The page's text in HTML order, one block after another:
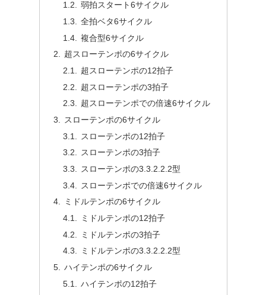
弱拍スタート6サイクル
全拍ベタ6サイクル
複合型6サイクル
超スローテンポの6サイクル
超スローテンポの12拍子
超スローテンポの3拍子
超スローテンポでの倍速6サイクル
スローテンポの6サイクル
スローテンポの12拍子
スローテンポの3拍子
スローテンポの3.3.2.2.2型
スローテンポでの倍速6サイクル
ミドルテンポの6サイクル
ミドルテンポの12拍子
ミドルテンポの3拍子
ミドルテンポの3.3.2.2.2型
ハイテンポの6サイクル
ハイテンポの12拍子